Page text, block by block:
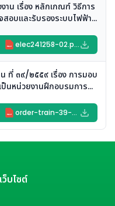
าน เรื่อง หลักเกณฑ์ วิธีการ
สอบและรับรองระบบไฟฟ้า
PDF elec241258-02.pdf
ที่ ๓๙/๒๕๕๙ เรื่อง การมอบ
ป็นหน่วยงานฝึกอบรมการ
อมดับเพลิงและฝึกซ้อม
PDF order-train-39-2559.pdf
บไซต์